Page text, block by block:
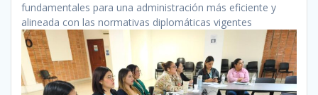
fundamentales para una administración más eficiente y
alineada con las normativas diplomáticas vigentes